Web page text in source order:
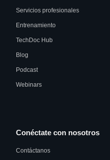
Servicios profesionales
Entrenamiento
TechDoc Hub
Blog
Podcast
Webinars
Conéctate con nosotros
Contáctanos